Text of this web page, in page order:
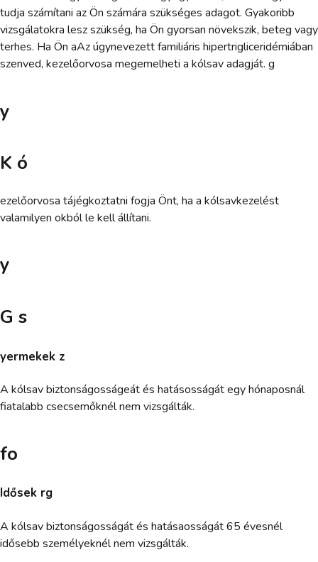
tudja számítani az Ön számára szükséges adagot. Gyakoribb
vizsgálatokra lesz szükség, ha Ön gyorsan növekszik, beteg vagy
terhes. Ha Ön aAz úgynevezett familiáris hipertrigliceridémiában
szenved, kezelőorvosa megemelheti a kólsav adagját. g
y
K ó
ezelőorvosa tájégkoztatni fogja Önt, ha a kólsavkezelést
valamilyen okból le kell állítani.
y
G s
yermekek z
A kólsav biztonságosságeát és hatásosságát egy hónaposnál
fiatalabb csecsemőknél nem vizsgálták.
fo
Idősek rg
A kólsav biztonságosságát és hatásaosságát 65 évesnél
idősebb személyeknél nem vizsgálták.